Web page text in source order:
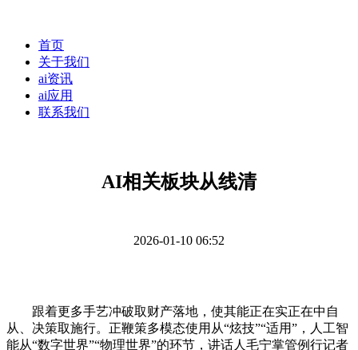
首页
关于我们
ai资讯
ai应用
联系我们
AI相关板块从线清
2026-01-10 06:52
跟着更多手艺冲破取财产落地，使其能正在实正在中自
从、决策取施行。正鞭策多模态使用从“炫技”“适用”，人工智
能从“数字世界”“物理世界”的环节，讲话人毛宁掌管例行记者